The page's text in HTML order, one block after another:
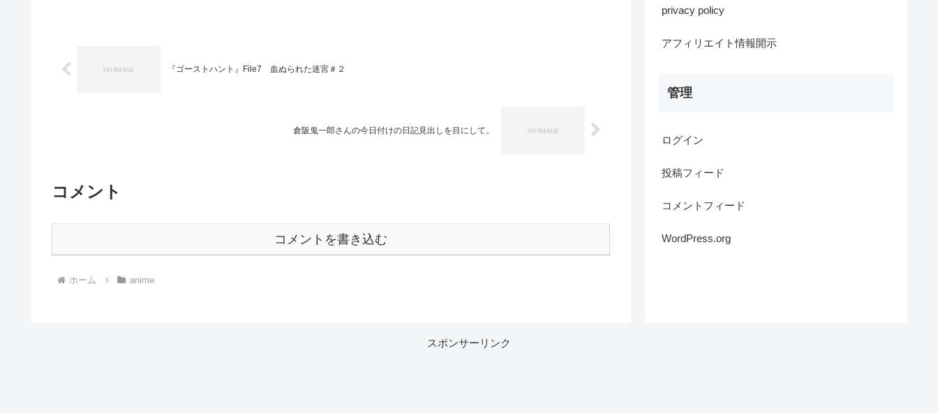
『ゴーストハント』File7 血ぬられた迷宮＃２
倉阪鬼一郎さんの今日付けの日記見出しを目にして。
コメント
コメントを書き込む
ホーム anime
privacy policy
アフィリエイト情報開示
管理
ログイン
投稿フィード
コメントフィード
WordPress.org
スポンサーリンク